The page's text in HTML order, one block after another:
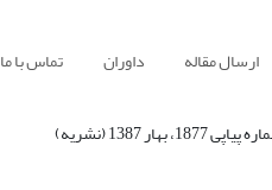
ارسال مقاله داوران تماس با ما